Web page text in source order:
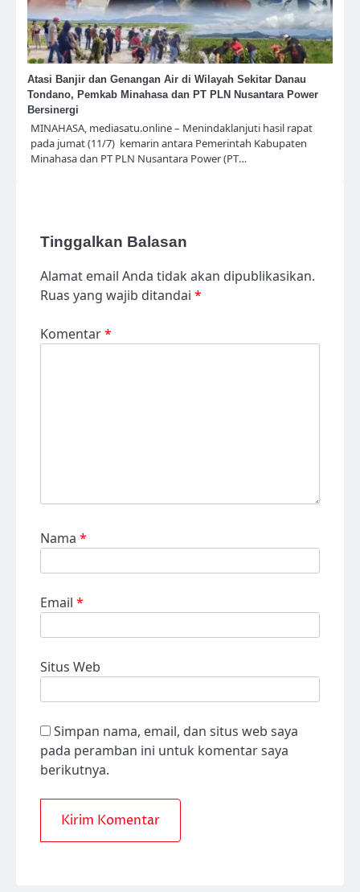
Atasi Banjir dan Genangan Air di Wilayah Sekitar Danau
Tondano, Pemkab Minahasa dan PT PLN Nusantara Power
Bersinergi
MINAHASA, mediasatu.online – Menindaklanjuti hasil rapat
pada jumat (11/7) kemarin antara Pemerintah Kabupaten
Minahasa dan PT PLN Nusantara Power (PT…
Tinggalkan Balasan
Alamat email Anda tidak akan dipublikasikan.
Ruas yang wajib ditandai *
Komentar*
Nama *
Email *
Situs Web
Simpan nama, email, dan situs web saya
pada peramban ini untuk komentar saya
berikutnya.